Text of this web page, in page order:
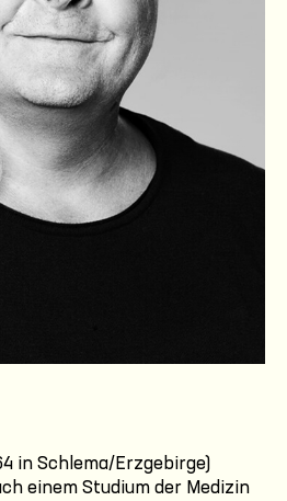
in Schlema/Erzgebirge)
einem Studium der Medizin